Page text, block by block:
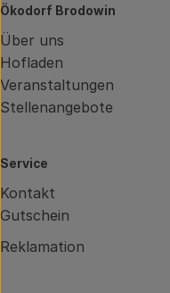
Ökodorf Brodowin
Über uns
Hofladen
Veranstaltungen
Stellenangebote
Service
Kontakt
Gutschein
Reklamation